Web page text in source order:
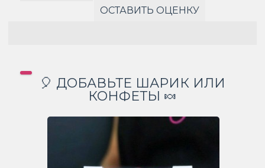
ОСТАВИТЬ ОЦЕНКУ
🎈 ДОБАВЬТЕ ШАРИК ИЛИ
КОНФЕТЫ 🍬